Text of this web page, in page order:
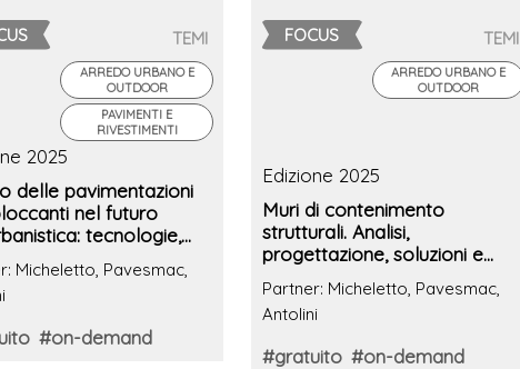
TEMI
ARREDO URBANO E
OUTDOOR
PAVIMENTI E
RIVESTIMENTI
2025
delle pavimentazioni
nel futuro
tecnologie,
Micheletto, Pavesmac,
#on-demand
FOCUS TEMI
ARREDO URBANO E
OUTDOOR
Edizione 2025
Muri di contenimento
strutturali. Analisi,
progettazione, soluzioni e
Partner: Micheletto, Pavesmac,
Antolini
#gratuito #on-demand